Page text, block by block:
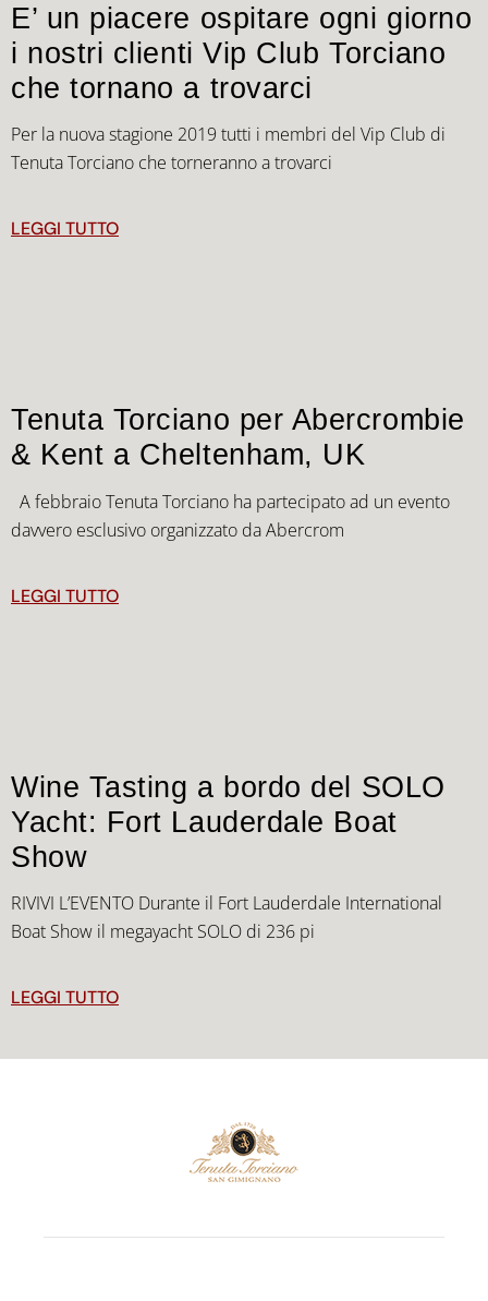
E’ un piacere ospitare ogni giorno
i nostri clienti Vip Club Torciano
che tornano a trovarci
Per la nuova stagione 2019 tutti i membri del Vip Club di
Tenuta Torciano che torneranno a trovarci
LEGGI TUTTO
Tenuta Torciano per Abercrombie
& Kent a Cheltenham, UK
A febbraio Tenuta Torciano ha partecipato ad un evento
davvero esclusivo organizzato da Abercrom
LEGGI TUTTO
Wine Tasting a bordo del SOLO
Yacht: Fort Lauderdale Boat
Show
RIVIVI L’EVENTO Durante il Fort Lauderdale International
Boat Show il megayacht SOLO di 236 pi
LEGGI TUTTO